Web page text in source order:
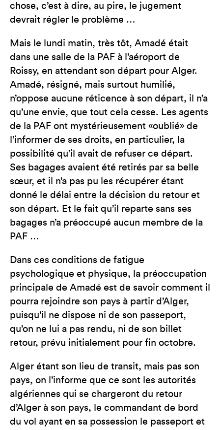
chose, c’est à dire, au pire, le jugement
devrait régler le problème …
Mais le lundi matin, très tôt, Amadé était
dans une salle de la PAF à l’aéroport de
Roissy, en attendant son départ pour Alger.
Amadé, résigné, mais surtout humilié,
n’oppose aucune réticence à son départ, il n’a
qu’une envie, que tout cela cesse. Les agents
de la PAF ont mystérieusement «oublié» de
l’informer de ses droits, en particulier, la
possibilité qu’il avait de refuser ce départ.
Ses bagages avaient été retirés par sa belle
sœur, et il n’a pas pu les récupérer étant
donné le délai entre la décision du retour et
son départ. Et le fait qu’il reparte sans ses
bagages n’a préoccupé aucun membre de la
PAF …
Dans ces conditions de fatigue
psychologique et physique, la préoccupation
principale de Amadé est de savoir comment il
pourra rejoindre son pays à partir d’Alger,
puisqu’il ne dispose ni de son passeport,
qu’on ne lui a pas rendu, ni de son billet
retour, prévu initialement pour fin octobre.
Alger étant son lieu de transit, mais pas son
pays, on l’informe que ce sont les autorités
algériennes qui se chargeront du retour
d’Alger à son pays, le commandant de bord
du vol ayant en sa possession le passeport et